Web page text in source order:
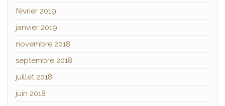
février 2019
janvier 2019
novembre 2018
septembre 2018
juillet 2018
juin 2018